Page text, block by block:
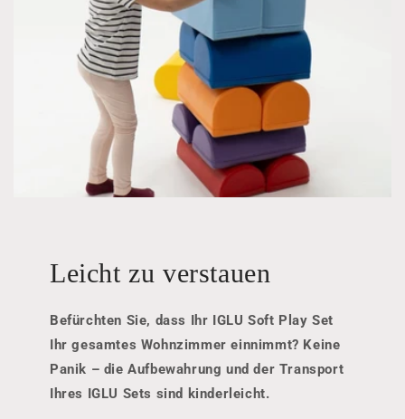
Leicht zu verstauen
Befürchten Sie, dass Ihr IGLU Soft Play Set
Ihr gesamtes Wohnzimmer einnimmt? Keine
Panik – die Aufbewahrung und der Transport
Ihres IGLU Sets sind kinderleicht.